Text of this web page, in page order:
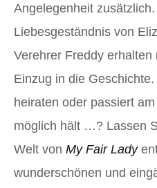
Angelegenheit
Liebesgeständnis von
Verehrer Freddy
Einzug in die
heiraten oder passiert
möglich hält …? Lassen
Welt von My Fair Lady
wunderschönen und